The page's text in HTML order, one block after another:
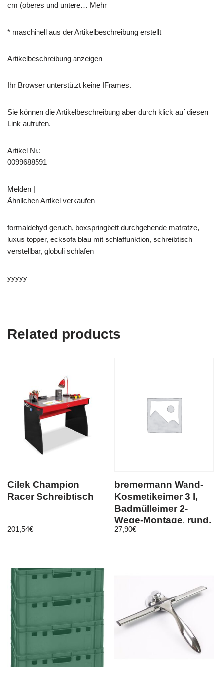
cm (oberes und untere… Mehr
* maschinell aus der Artikelbeschreibung erstellt
Artikelbeschreibung anzeigen
Ihr Browser unterstützt keine IFrames.
Sie können die Artikelbeschreibung aber durch klick auf diesen
Link aufrufen.
Artikel Nr.:
0099688591
Melden |
Ähnlichen Artikel verkaufen
formaldehyd geruch, boxspringbett durchgehende matratze,
luxus topper, ecksofa blau mit schlaffunktion, schreibtisch
verstellbar, globuli schlafen
yyyyy
Related products
Cilek Champion
Racer Schreibtisch
201,54€
bremermann Wand-
Kosmetikeimer 3 l,
Badmülleimer 2-
Wege-Montage, rund,
schwarz matt
27,90€